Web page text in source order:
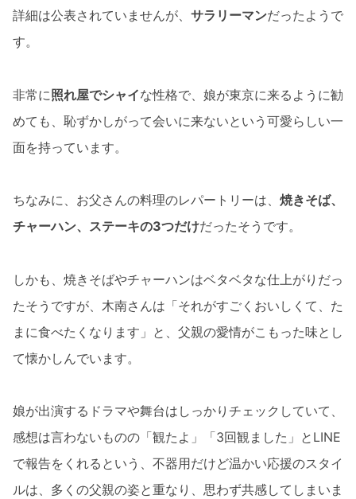
詳細は公表されていませんが、 サラリーマンだったようで
す。
非常に照れ屋でシャイな性格で、娘が東京に来るように勧
めても、恥ずかしがって会いに来ないという可愛らしい一
面を持っています。
ちなみに、お父さんの料理のレパートリーは、 焼きそば、
チャーハン、ステーキの3つだけだったそうです。
しかも、焼きそばやチャーハンはベタベタな仕上がりだっ
たそうですが、木南さんは「それがすごくおいしくて、た
まに食べたくなります」と、父親の愛情がこもった味とし
て懐かしんでいます。
娘が出演するドラマや舞台はしっかりチェックしていて、
感想は言わないものの「観たよ」「3回観ました」とLINE
で報告をくれるという、不器用だけど温かい応援のスタイ
ルは、多くの父親の姿と重なり、思わず共感してしまいま